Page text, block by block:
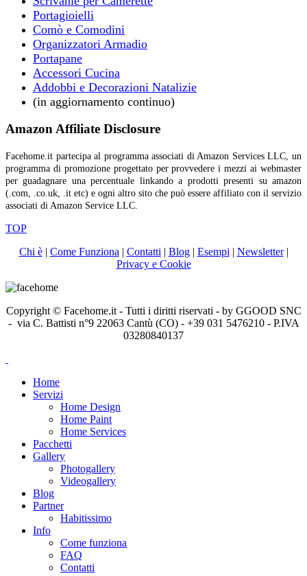
Portagioielli
Comò e Comodini
Organizzatori Armadio
Portapane
Accessori Cucina
Addobbi e Decorazioni Natalizie
(in aggiornamento continuo)
Amazon Affiliate Disclosure
Facehome.it partecipa al programma associati di Amazon Services LLC, un
programma di promozione progettato per provvedere i mezzi ai webmaster
per guadagnare una percentuale linkando a prodotti presenti su amazon
(.com, .co.uk, .it etc) e ogni altro sito che può essere affiliato con il servizio
associati di Amazon Service LLC.
TOP
Chi è| Come Funziona | Contatti | Blog| Esempi | Newsletter|
Privacy e Cookie
Copyright © Facehome.it - Tutti i diritti riservati - by GGOOD SNC
- via C. Battisti n°9 22063 Cantù (CO) - +39 031 5476210 - P.IVA
03280840137
Home
Servizi
Home Design
Home Paint
Home Services
Pacchetti
Gallery
Photogallery
Videogallery
Blog
Partner
Habitissimo
Info
Come funziona
FAQ
Contatti